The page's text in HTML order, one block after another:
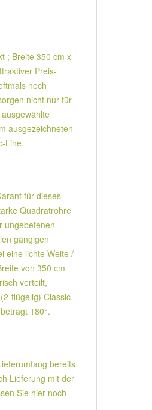
; Breite 350 cm x
Preis-
noch
nicht nur für
ausgezeichneten
Line.
für dieses
Quadratrohre
ungebetenen
gängigen
eine lichte Weite /
von 350 cm
verteilt,
flügelig) Classic
180°.
bereits
Lieferung mit der
Sie hier noch